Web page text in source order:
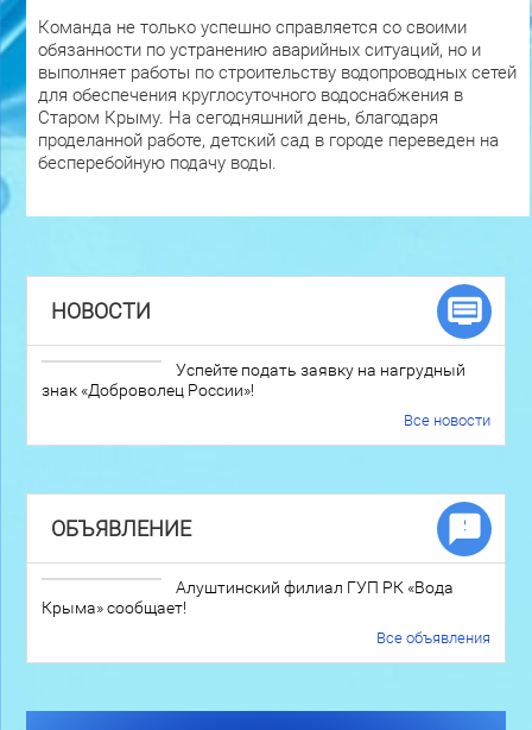
Команда не только успешно справляется со своими
обязанности по устранению аварийных ситуаций, но и
выполняет работы по строительству водопроводных сетей
для обеспечения круглосуточного водоснабжения в
Старом Крыму. На сегодняшний день, благодаря
проделанной работе, детский сад в городе переведен на
бесперебойную подачу воды.
НОВОСТИ
Успейте подать заявку на нагрудный
знак «Доброволец России»!
Все новости
ОБЪЯВЛЕНИЕ
Алуштинский филиал ГУП РК «Вода
Крыма» сообщает!
Все объявления